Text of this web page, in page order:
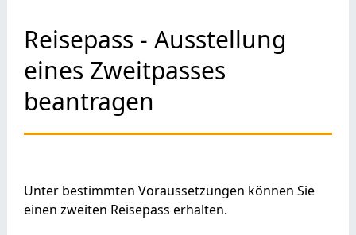
Reisepass - Ausstellung
eines Zweitpasses
beantragen
Unter bestimmten Voraussetzungen können Sie
einen zweiten Reisepass erhalten.